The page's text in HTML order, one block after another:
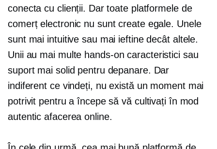
conecta cu clienții. Dar toate platformele de
comerț electronic nu sunt create egale. Unele
sunt mai intuitive sau mai ieftine decât altele.
Unii au mai multe hands-on caracteristici sau
suport mai solid pentru depanare. Dar
indiferent ce vindeți, nu există un moment mai
potrivit pentru a începe să vă cultivați în mod
autentic afacerea online.